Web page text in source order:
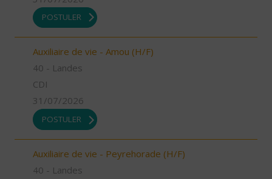
POSTULER
Auxiliaire de vie - Amou (H/F)
40 - Landes
CDI
31/07/2026
POSTULER
Auxiliaire de vie - Peyrehorade (H/F)
40 - Landes